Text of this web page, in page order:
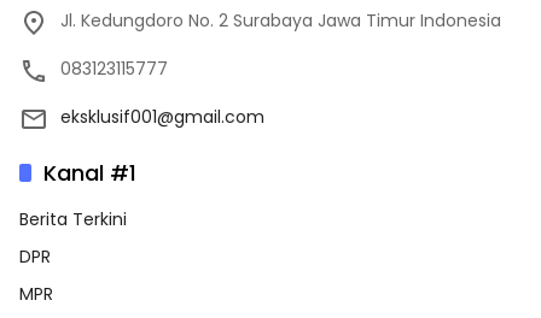
Jl. Kedungdoro No. 2 Surabaya Jawa Timur Indonesia
083123115777
eksklusif001@gmail.com
Kanal #1
Berita Terkini
DPR
MPR